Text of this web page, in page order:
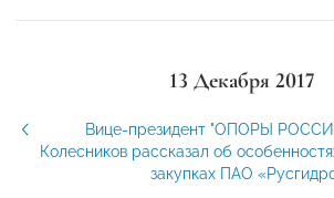
13 Декабря 2017
Вице-президент "ОПОРЫ
Колесников рассказал об
закупках ПАО